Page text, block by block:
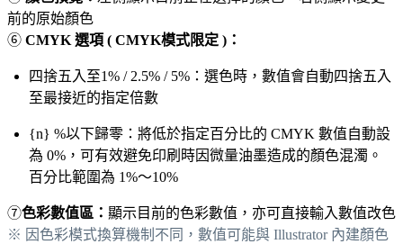
前的原始顏色
⑥ CMYK 選項 ( CMYK模式限定 )：
四捨五入至1% / 2.5% / 5%：選色時，數值會自動四捨五入
至最接近的指定倍數
{n} %以下歸零：將低於指定百分比的 CMYK 數值自動設
為 0%，可有效避免印刷時因微量油墨造成的顏色混濁。
百分比範圍為 1%～10%
⑦色彩數值區： 顯示目前的色彩數值，亦可直接輸入數值改色
※ 因色彩模式換算機制不同，數值可能與 Illustrator 內建顏色